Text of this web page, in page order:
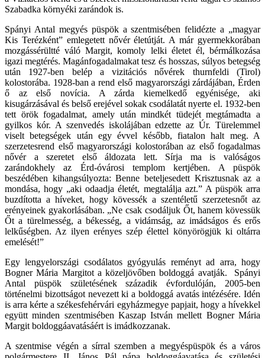
Szabadka környéki zarándok is.
Spányi Antal megyés püspök a szentmisében felidézte a „magyar
Kis Terézként” emlegetett nővér életútját. A már gyermekkorában
mozgássérültté váló Margit, komoly lelki életet él, bérmálkozása
igazi megtérés. Magánfogadalmakat tesz és hosszas, súlyos betegség
után 1927-ben belép a vizitációs nővérek thurnfeldi (Tirol)
kolostorába. 1928-ban a rend első magyarországi zárdájában, Érden
ő az első novícia. A zárda kiemelkedő egyénisége, aki
kisugárzásával és belső erejével sokak csodálatát nyerte el. 1932-ben
tett örök fogadalmat, amely után mindkét tüdejét megtámadta a
gyilkos kór. A szenvedés iskolájában edzette az Úr. Türelemmel
viselt betegségek után egy évvel később, fiatalon halt meg. A
szerzetesrend első magyarországi kolostorában az első fogadalmas
nővér a szeretet első áldozata lett. Sírja ma is valóságos
zarándokhely az Érd-óvárosi templom kertjében. A püspök
beszédében kihangsúlyozta: Benne beteljesedett Krisztusnak az a
mondása, hogy „aki odaadja életét, megtalálja azt.” A püspök arra
buzdította a híveket, hogy kövessék a szentéletű szerzetesnőt az
erényeinek gyakorlásában. „Ne csak csodáljuk Őt, hanem kövessük
Őt a türelmesség, a békesség, a vidámság, az imádságos és erős
lelkűségben. Az ilyen erényes szép élettel könyörögjük ki oltárra
emelését!”
Egy lengyelországi csodálatos gyógyulás reményt ad arra, hogy
Bogner Mária Margitot a közeljövőben boldoggá avatják. Spányi
Antal püspök születésének századik évfordulóján, 2005-ben
történelmi bizottságot nevezett ki a boldoggá avatás intézésére. Idén
is arra kérte a székesfehérvári egyházmegye papjait, hogy a hívekkel
együtt minden szentmisében Kaszap István mellett Bogner Mária
Margit boldoggáavatásáért is imádkozzanak.
A szentmise végén a sírral szemben a megyéspüspök és a város